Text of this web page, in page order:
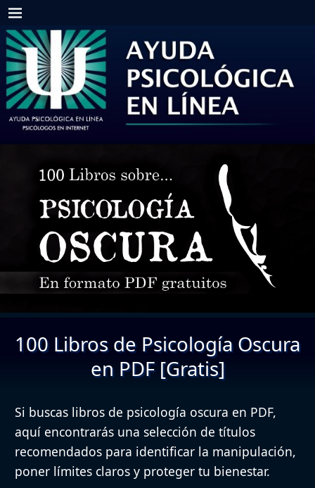
100 Libros de Psicología Oscura
en PDF [Gratis]
Si buscas libros de psicología oscura en PDF,
aquí encontrarás una selección de títulos
recomendados para identificar la manipulación,
poner límites claros y proteger tu bienestar.